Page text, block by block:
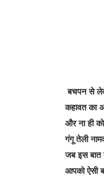
बचपन से
कहावत का
और ना ही
गंगू तेली
जब इस बात
आपको ऐसी